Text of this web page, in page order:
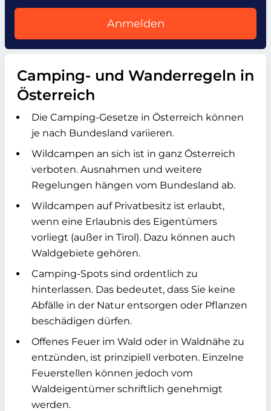
Anmelden
Camping- und Wanderregeln in
Österreich
Die Camping-Gesetze in Österreich können
je nach Bundesland variieren.
Wildcampen an sich ist in ganz Österreich
verboten. Ausnahmen und weitere
Regelungen hängen vom Bundesland ab.
Wildcampen auf Privatbesitz ist erlaubt,
wenn eine Erlaubnis des Eigentümers
vorliegt (außer in Tirol). Dazu können auch
Waldgebiete gehören.
Camping-Spots sind ordentlich zu
hinterlassen. Das bedeutet, dass Sie keine
Abfälle in der Natur entsorgen oder Pflanzen
beschädigen dürfen.
Offenes Feuer im Wald oder in Waldnähe zu
entzünden, ist prinzipiell verboten. Einzelne
Feuerstellen können jedoch vom
Waldeigentümer schriftlich genehmigt
werden.